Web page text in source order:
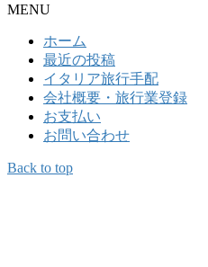
MENU
ホーム
最近の投稿
イタリア旅行手配
会社概要・旅行業登録
お支払い
お問い合わせ
Back to top